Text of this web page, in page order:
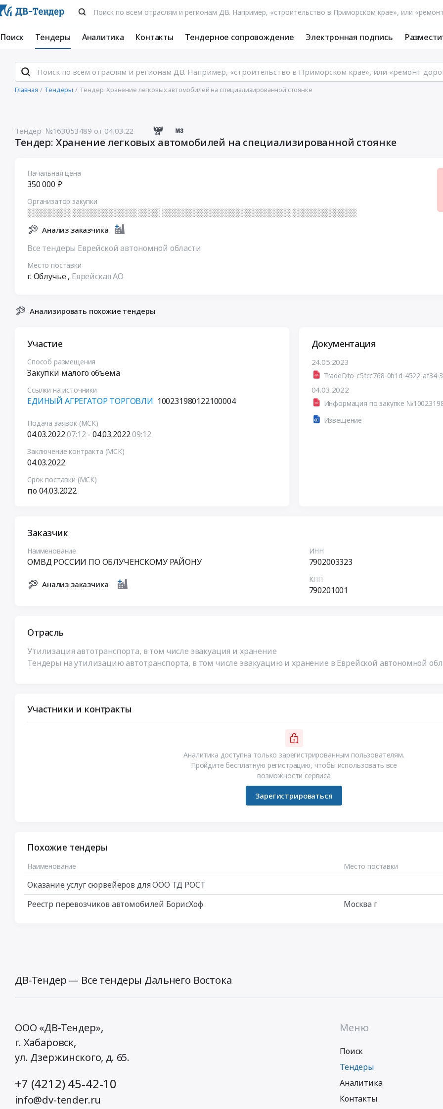
Поиск Тендеры Аналитика Контакты Тендерное сопровождение Электронная подпись
Главная Тендеры Тендер: Хранение легковых автомобилей на специализированной стоянке
Тендер №163053489 от 04.03.22
Тендер: Хранение легковых автомобилей на специализированной стоянке
Начальная цена
350 000 ₽
Организатор закупки
░░░░░░░░ ░░░░░░░░░░░░ ░░░░ ░░░░░░░░░░░░░░░░░░░░░░░░ ░░░░░░░░░░░░
Анализ заказчика
Все тендеры Еврейской автономной области
Место поставки
г. Облучье, Еврейская АО
Анализировать похожие тендеры
Участие
Способ размещения
Закупки малого объема
Ссылки на источники
ЕДИНЫЙ АГРЕГАТОР ТОРГОВЛИ 100231980122100004
Подача заявок (МСК)
04.03.202207:12- 04.03.202209:12
Заключение контракта (МСК)
04.03.2022
Срок поставки (МСК)
по 04.03.2022
Документация
24.05.2023
TradeDto-c5fcc768-0b1d-4522-af34-
04.03.2022
Информация по закупке
Извещение
Заказчик
Наименование
ОМВД РОССИИ ПО ОБЛУЧЕНСКОМУ РАЙОНУ
Анализ заказчика
ИНН
7902003323
КПП
790201001
Отрасль
Утилизация автотранспорта, в том числе эвакуация и хранение
Тендеры на утилизацию автотранспорта, в том числе эвакуацию и хранение в Еврейской автономной
Участники и контракты
Аналитика доступна только зарегистрированным пользователям.
Пройдите бесплатную регистрацию, чтобы использовать все
возможности сервиса
Зарегистрироваться
Похожие тендеры
Наименование Место поставки
Оказание услуг сюрвейеров для ООО ТД РОСТ
Реестр перевозчиков автомобилей БорисХоф
Москва г
ДВ-Тендер — Все тендеры Дальнего Востока
ООО «ДВ-Тендер»,
г. Хабаровск,
ул. Дзержинского, д. 65.
+7 (4212) 45-42-10
info@dv-tender.ru
Меню
Поиск
Тендеры
Аналитика
Контакты